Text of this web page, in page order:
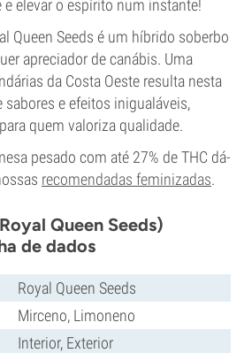
elevar o espírito num instante!
Queen Seeds é um híbrido soberbo
apreciador de canábis. Uma
da Costa Oeste resulta nesta
sabores e efeitos inigualáveis,
quem valoriza qualidade.
pesado com até 27% de THC dá-
recomendadas feminizadas.
Queen Seeds)
de dados
Royal Queen Seeds
Mirceno, Limoneno
Interior, Exterior